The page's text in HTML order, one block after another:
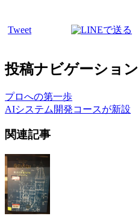
Tweet
投稿ナビゲーション
プロへの第一歩
AIシステム開発コースが新設
関連記事